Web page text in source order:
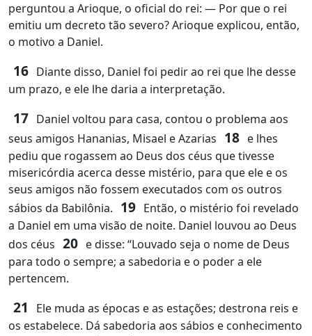
perguntou a Arioque, o oficial do rei: ― Por que o rei
emitiu um decreto tão severo? Arioque explicou, então,
o motivo a Daniel.
16 Diante disso, Daniel foi pedir ao rei que lhe desse
um prazo, e ele lhe daria a interpretação.
17 Daniel voltou para casa, contou o problema aos
seus amigos Hananias, Misael e Azarias 18 e lhes
pediu que rogassem ao Deus dos céus que tivesse
misericórdia acerca desse mistério, para que ele e os
seus amigos não fossem executados com os outros
sábios da Babilônia. 19 Então, o mistério foi revelado
a Daniel em uma visão de noite. Daniel louvou ao Deus
dos céus 20 e disse: “Louvado seja o nome de Deus
para todo o sempre; a sabedoria e o poder a ele
pertencem.
21
Ele muda as épocas e as estações; destrona reis e
os estabelece. Dá sabedoria aos sábios e conhecimento